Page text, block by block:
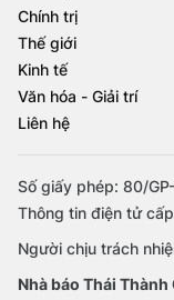
Chính trị
Thế giới
Kinh tế
Văn hóa - Giải trí
Liên hệ
Số giấy phép: 80/
Thông tin điện tử
Người chịu trách
Nhà báo Thái Thành